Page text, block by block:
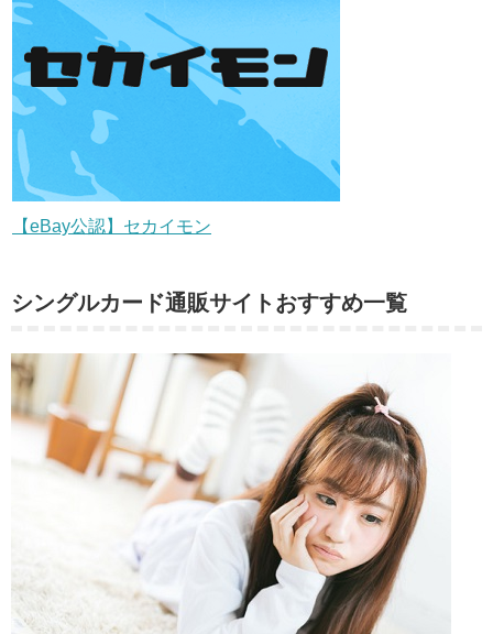
【eBay公認】セカイモン
シングルカード通販サイトおすすめ一覧